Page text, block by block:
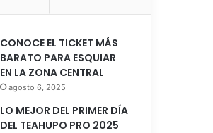
CONOCE EL TICKET MÁS
BARATO PARA ESQUIAR
EN LA ZONA CENTRAL
agosto 6, 2025
LO MEJOR DEL PRIMER DÍA
DEL TEAHUPO PRO 2025